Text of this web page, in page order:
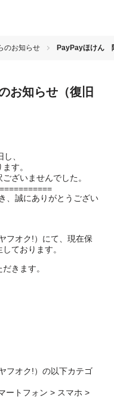
のお知らせ PayPayほけん
お知らせ（復旧
、
す。
ざいませんでした。
、誠にありがとうござい
フオク!）にて、現在保
ております。
きます。
フオク!）の以下カテゴ
ートフォン > スマホ >